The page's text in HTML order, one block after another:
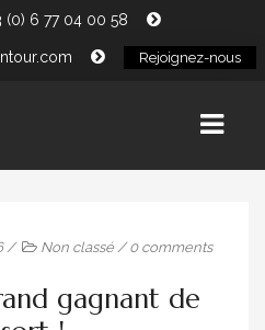
(0) 6 77 04 00 58
Rejoignez-nous
/ Non classé /0 comments
gagnant de